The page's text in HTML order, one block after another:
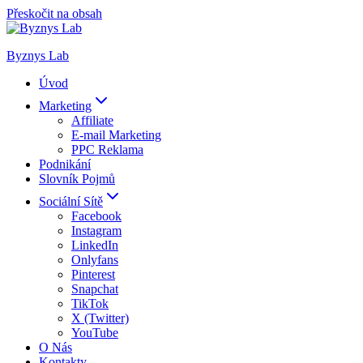
Přeskočit na obsah
Byznys Lab
Úvod
Marketing
Affiliate
E-mail Marketing
PPC Reklama
Podnikání
Slovník Pojmů
Sociální Sítě
Facebook
Instagram
LinkedIn
Onlyfans
Pinterest
Snapchat
TikTok
X (Twitter)
YouTube
O Nás